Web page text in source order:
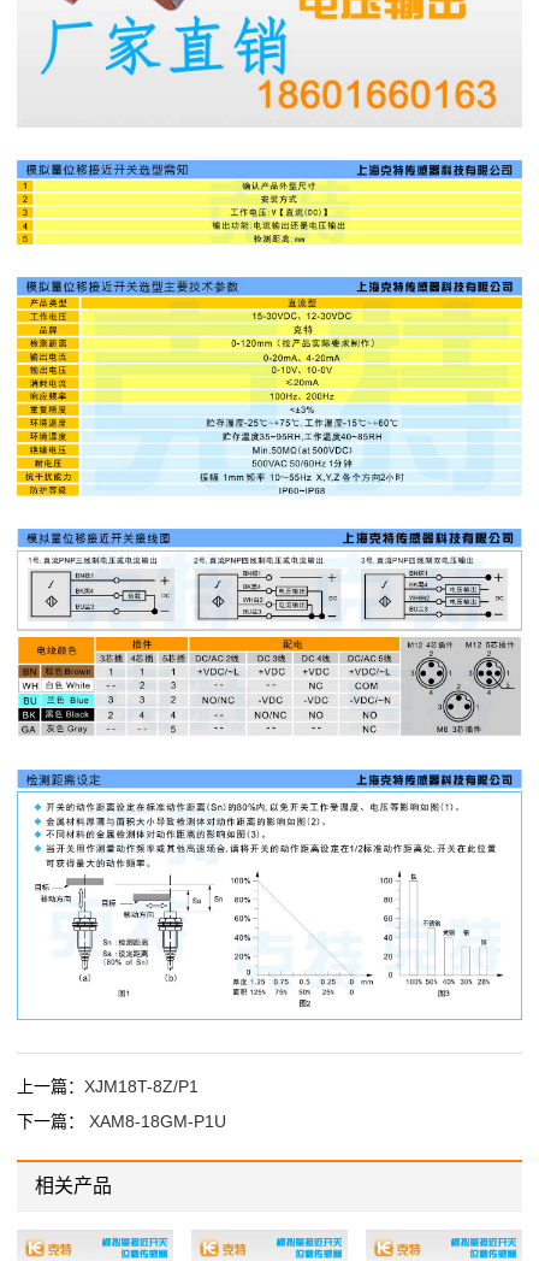
上一篇： XJM18T-8Z/P1
下一篇： XAM8-18GM-P1U
相关产品